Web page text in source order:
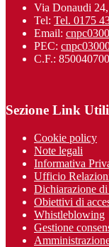
Via Donaudi
Tel: Tel. 0175
Email:
PEC:
C.F.:
Sezione Link Utili
Cookie policy
Note legali
Informativa
Ufficio
Dichiarazione di
Obiettivi di
Whistleblowing
Gestione